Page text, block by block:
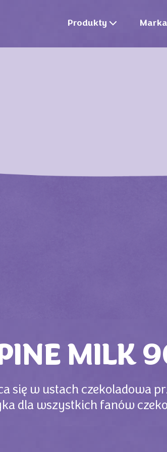
Produkty Marka
MILK
się w ustach czekoladowa
dla wszystkich fanów